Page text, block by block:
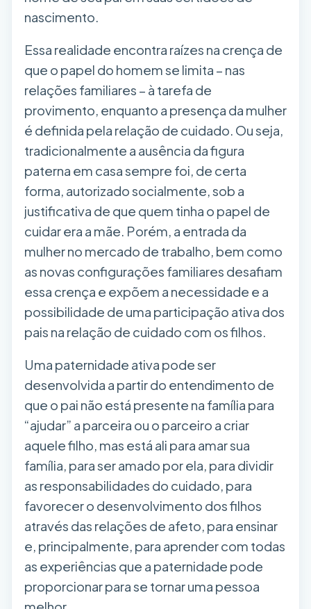
nascimento.
Essa realidade encontra raízes na crença de
que o papel do homem se limita – nas
relações familiares – à tarefa de
provimento, enquanto a presença da mulher
é definida pela relação de cuidado. Ou seja,
tradicionalmente a ausência da figura
paterna em casa sempre foi, de certa
forma, autorizado socialmente, sob a
justificativa de que quem tinha o papel de
cuidar era a mãe. Porém, a entrada da
mulher no mercado de trabalho, bem como
as novas configurações familiares desafiam
essa crença e expõem a necessidade e a
possibilidade de uma participação ativa dos
pais na relação de cuidado com os filhos.
Uma paternidade ativa pode ser
desenvolvida a partir do entendimento de
que o pai não está presente na família para
“ajudar” a parceira ou o parceiro a criar
aquele filho, mas está ali para amar sua
família, para ser amado por ela, para dividir
as responsabilidades do cuidado, para
favorecer o desenvolvimento dos filhos
através das relações de afeto, para ensinar
e, principalmente, para aprender com todas
as experiências que a paternidade pode
proporcionar para se tornar uma pessoa